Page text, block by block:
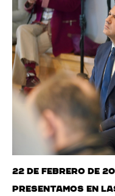
22 de febrero de
Presentamos en